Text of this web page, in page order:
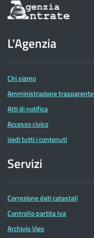
Informazioni
sul
dell'Agenzia
delle
Entrate
L'Agenzia
Chi siamo
Amministrazione trasparente
Atti di notifica
Accesso civico
Vedi tutti i contenuti
Servizi
Correzione dati catastali
Controllo partita Iva
Archivio Vies